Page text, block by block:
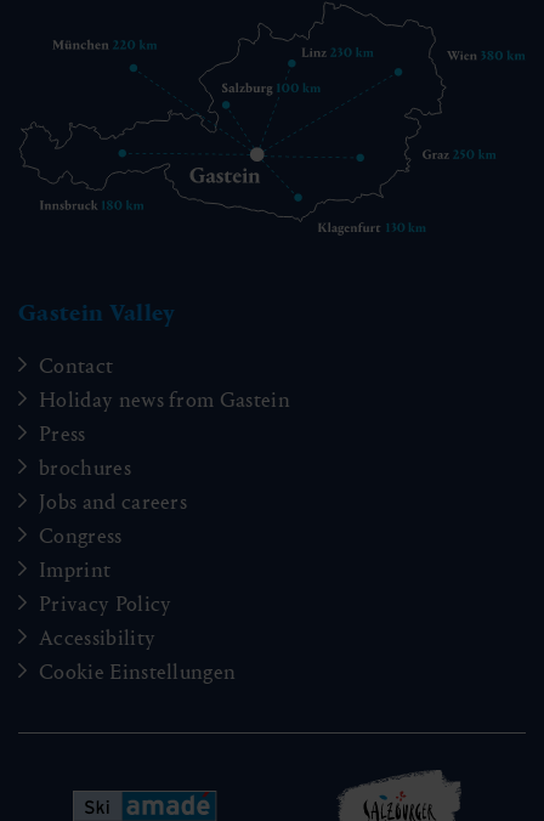
Gastein Valley
Contact
Holiday news from Gastein
Press
brochures
Jobs and careers
Congress
Imprint
Privacy Policy
Accessibility
Cookie Einstellungen